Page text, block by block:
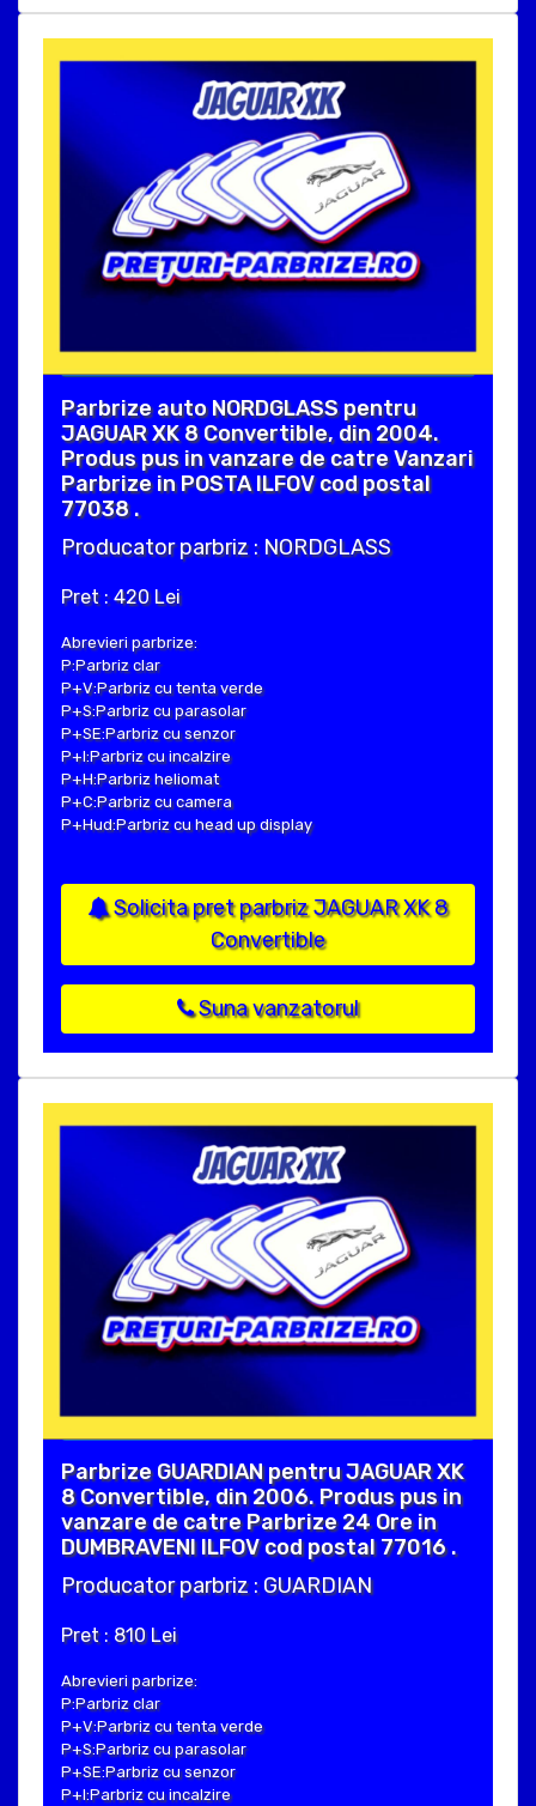
Parbrize auto NORDGLASS pentru
JAGUAR XK 8 Convertible, din 2004.
Produs pus in vanzare de catre Vanzari
Parbrize in POSTA ILFOV cod postal
77038 .
Producator parbriz : NORDGLASS
Pret : 420 Lei
Abrevieri parbrize:
P:Parbriz clar
P+V:Parbriz cu tenta verde
P+S:Parbriz cu parasolar
P+SE:Parbriz cu senzor
P+I:Parbriz cu incalzire
P+H:Parbriz heliomat
P+C:Parbriz cu camera
P+Hud:Parbriz cu head up display
Solicita pret parbriz JAGUAR XK 8
Convertible
Suna vanzatorul
Parbrize GUARDIAN pentru JAGUAR XK
8 Convertible, din 2006. Produs pus in
vanzare de catre Parbrize 24 Ore in
DUMBRAVENI ILFOV cod postal 77016 .
Producator parbriz : GUARDIAN
Pret : 810 Lei
Abrevieri parbrize:
P:Parbriz clar
P+V:Parbriz cu tenta verde
P+S:Parbriz cu parasolar
P+SE:Parbriz cu senzor
P+I:Parbriz cu incalzire